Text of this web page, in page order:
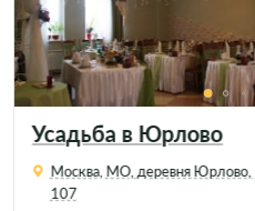
Усадьба в Юрлово
Москва, МО, деревня Юрлово,
107